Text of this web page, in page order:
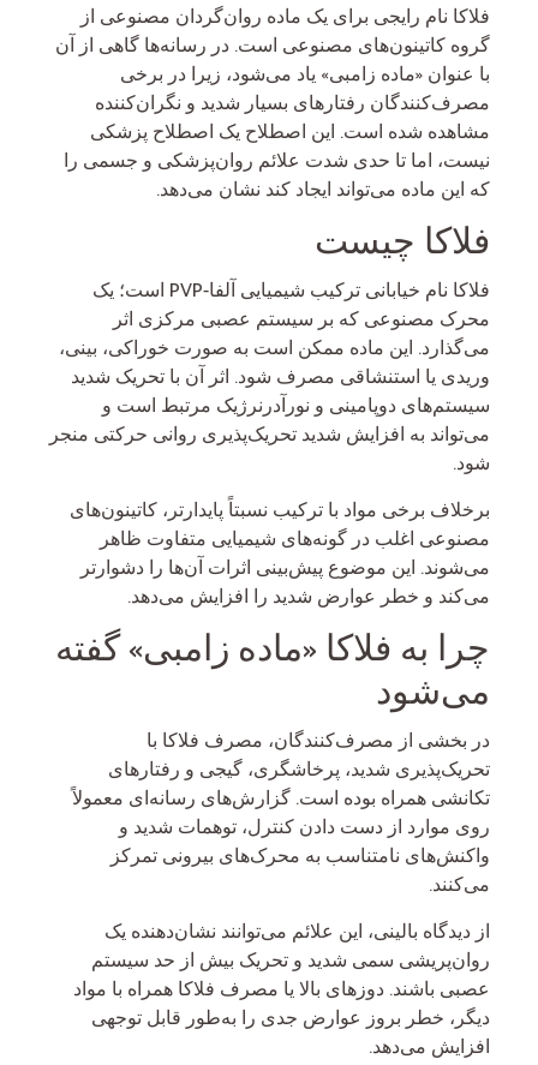
فلاکا نام رایجی برای یک ماده روان‌گردان مصنوعی از
گروه کاتینون‌های مصنوعی است. در رسانه‌ها گاهی از آن
با عنوان «ماده زامبی» یاد می‌شود، زیرا در برخی
مصرف‌کنندگان رفتارهای بسیار شدید و نگران‌کننده
مشاهده شده است. این اصطلاح یک اصطلاح پزشکی
نیست، اما تا حدی شدت علائم روان‌پزشکی و جسمی را
که این ماده می‌تواند ایجاد کند نشان می‌دهد.
فلاکا چیست
فلاکا نام خیابانی ترکیب شیمیایی آلفا-PVP است؛ یک
محرک مصنوعی که بر سیستم عصبی مرکزی اثر
می‌گذارد. این ماده ممکن است به صورت خوراکی، بینی،
وریدی یا استنشاقی مصرف شود. اثر آن با تحریک شدید
سیستم‌های دوپامینی و نورآدرنرژیک مرتبط است و
می‌تواند به افزایش شدید تحریک‌پذیری روانی حرکتی منجر
شود.
برخلاف برخی مواد با ترکیب نسبتاً پایدارتر، کاتینون‌های
مصنوعی اغلب در گونه‌های شیمیایی متفاوت ظاهر
می‌شوند. این موضوع پیش‌بینی اثرات آن‌ها را دشوارتر
می‌کند و خطر عوارض شدید را افزایش می‌دهد.
چرا به فلاکا «ماده زامبی» گفته
می‌شود
در بخشی از مصرف‌کنندگان، مصرف فلاکا با
تحریک‌پذیری شدید، پرخاشگری، گیجی و رفتارهای
تکانشی همراه بوده است. گزارش‌های رسانه‌ای معمولاً
روی موارد از دست دادن کنترل، توهمات شدید و
واکنش‌های نامتناسب به محرک‌های بیرونی تمرکز
می‌کنند.
از دیدگاه بالینی، این علائم می‌توانند نشان‌دهنده یک
روان‌پریشی سمی شدید و تحریک بیش از حد سیستم
عصبی باشند. دوزهای بالا یا مصرف فلاکا همراه با مواد
دیگر، خطر بروز عوارض جدی را به‌طور قابل توجهی
افزایش می‌دهد.